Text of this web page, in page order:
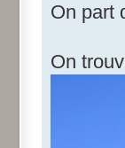
On part
On